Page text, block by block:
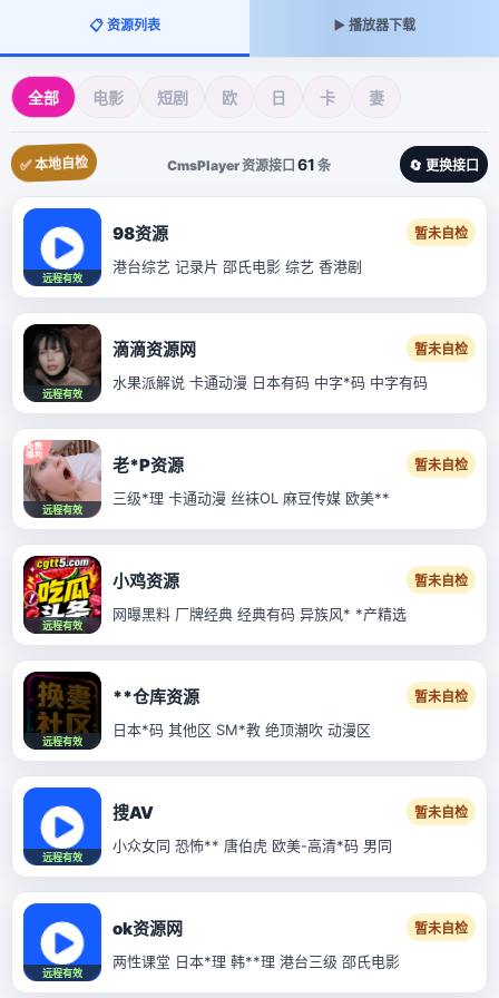
📋 资源列表 ▶️ 播放器下载
全部 电影 短剧 欧 日 卡 妻
✅ 本地自检 CmsPlayer 资源接口 61 条 🔄 更换接口
远程有效
98资源 暂未自检
港台综艺 记录片 邵氏电影 综艺 香港剧
远程有效
滴滴资源网 暂未自检
水果派解说 卡通动漫 日本有码 中字*码 中字有码
远程有效
老*P资源 暂未自检
三级*理 卡通动漫 丝袜OL 麻豆传媒 欧美**
远程有效
小鸡资源 暂未自检
网曝黑料 厂牌经典 经典有码 异族风* *产精选
远程有效
**仓库资源 暂未自检
日本*码 其他区 SM*教 绝顶潮吹 动漫区
远程有效
搜AV 暂未自检
小众女同 恐怖** 唐伯虎 欧美-高清*码 男同
远程有效
ok资源网 暂未自检
两性课堂 日本*理 韩**理 港台三级 邵氏电影